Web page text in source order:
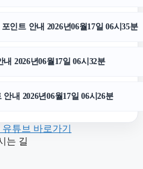
부산흥신소
인트 안내 2026년06월17일 06시35분
2026년06월17일 06시32분
내 2026년06월17일 06시26분
튜브 바로가기